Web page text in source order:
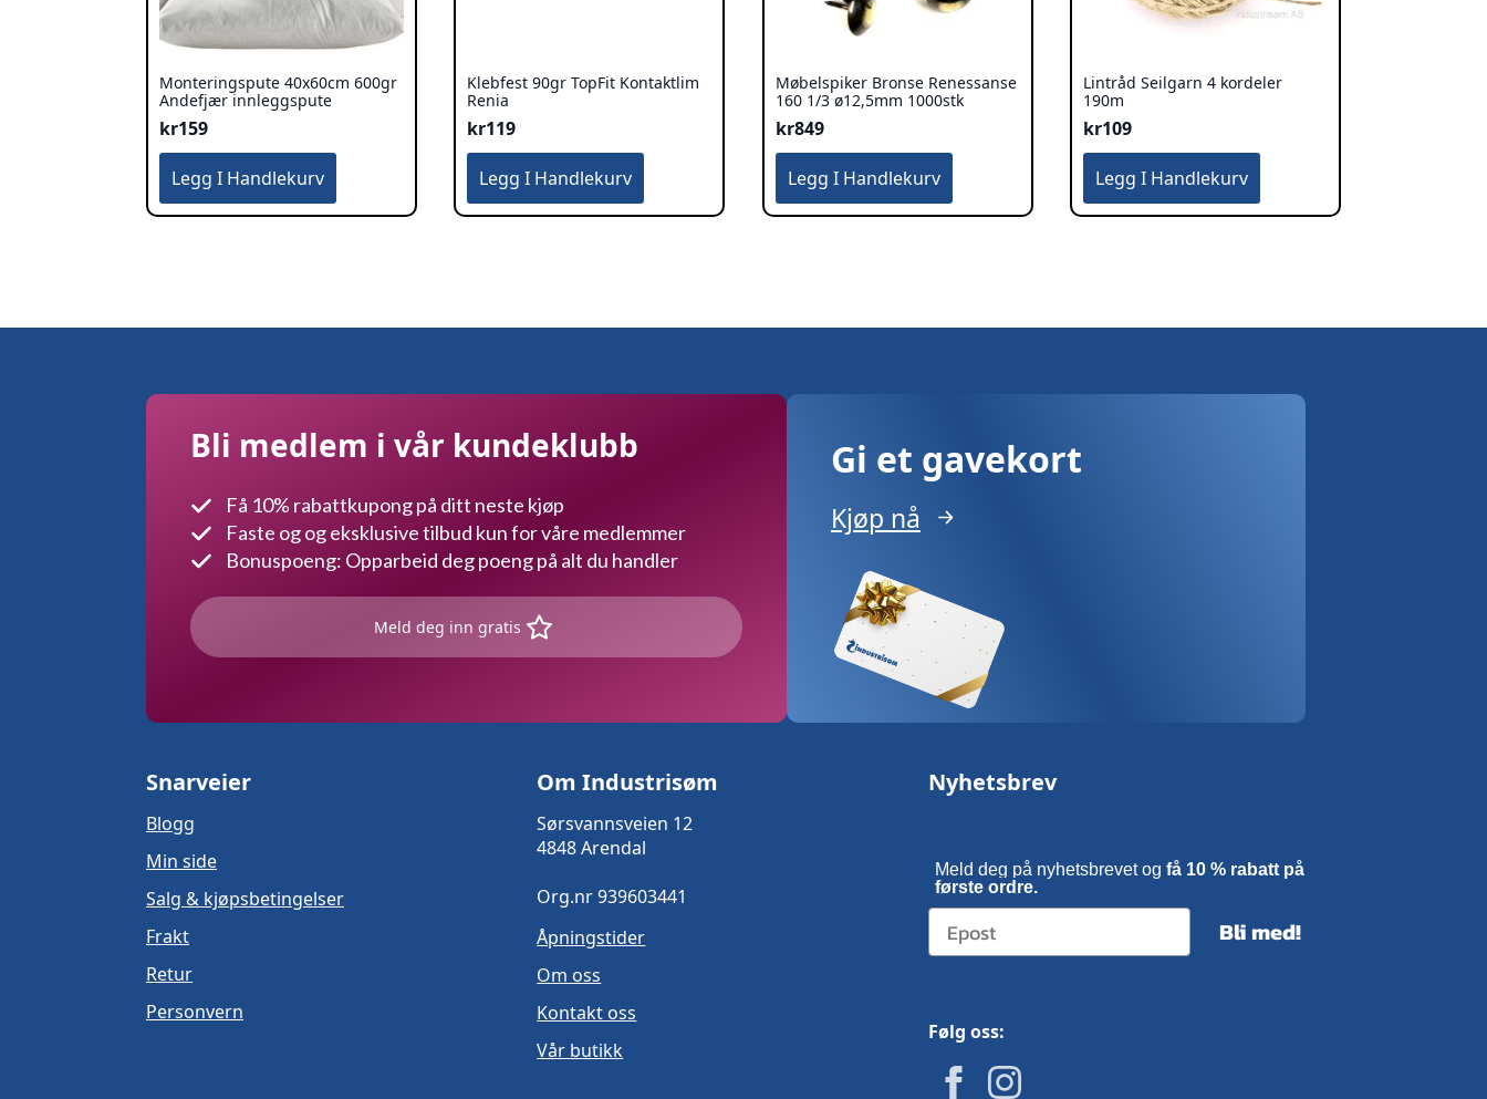
Monteringspute 40x60cm 600gr
Andefjær innleggspute
kr159
Legg I Handlekurv
Klebfest 90gr TopFit Kontaktlim
Renia
kr119
Legg I Handlekurv
Møbelspiker Bronse Renessanse
160 1/3 ø12,5mm 1000stk
kr849
Legg I Handlekurv
Lintråd Seilgarn 4 kordeler
190m
kr109
Legg I Handlekurv
Bli medlem i vår kundeklubb
Få 10% rabattkupong på ditt neste kjøp
Faste og og eksklusive tilbud kun for våre medlemmer
Bonuspoeng: Opparbeid deg poeng på alt du handler
Meld deg inn gratis
Gi et gavekort
Kjøp nå
Snarveier
Blogg
Min side
Salg & kjøpsbetingelser
Frakt
Retur
Personvern
Om Industrisøm
Sørsvannsveien 12
4848 Arendal
Org.nr 939603441
Åpningstider
Om oss
Kontakt oss
Vår butikk
Nyhetsbrev
Meld deg på nyhetsbrevet og få 10 % rabatt på
første ordre.
Bli med!
Følg oss: